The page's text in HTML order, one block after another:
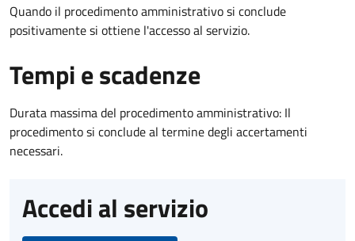
Quando il procedimento amministrativo si conclude
positivamente si ottiene l'accesso al servizio.
Tempi e scadenze
Durata massima del procedimento amministrativo: Il
procedimento si conclude al termine degli accertamenti
necessari.
Accedi al servizio